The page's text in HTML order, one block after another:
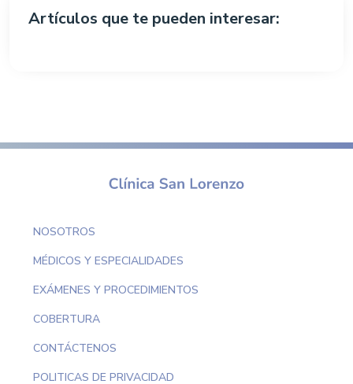
Artículos que te pueden interesar:
NOSOTROS
MÉDICOS Y ESPECIALIDADES
EXÁMENES Y PROCEDIMIENTOS
COBERTURA
CONTÁCTENOS
POLITICAS DE PRIVACIDAD